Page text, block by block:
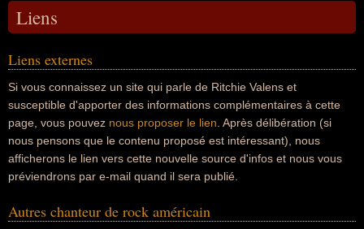
Liens
Liens externes
Si vous connaissez un site qui parle de Ritchie Valens et
susceptible d'apporter des informations complémentaires à cette
page, vous pouvez nous proposer le lien . Après délibération (si
nous pensons que le contenu proposé est intéressant), nous
afficherons le lien vers cette nouvelle source d'infos et nous vous
préviendrons par e-mail quand il sera publié.
Autres chanteur de rock américain